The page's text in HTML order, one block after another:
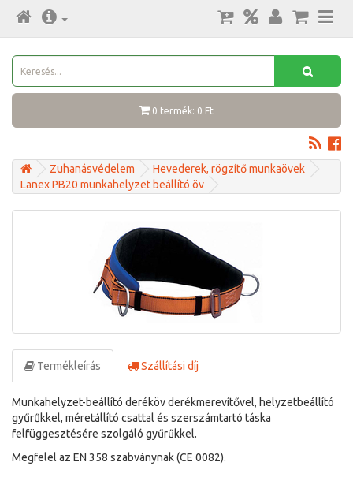
0 termék: 0 Ft
Zuhanásvédelem
Hevederek, rögzítő munkaövek
Lanex PB20 munkahelyzet beállító öv
Termékleírás Szállítási díj
Munkahelyzet-beállító deréköv derékmerevítővel, helyzetbeállító
gyűrűkkel, méretállító csattal és szerszámtartó táska
felfüggesztésére szolgáló gyűrűkkel.
Megfelel az EN 358 szabványnak (CE 0082).